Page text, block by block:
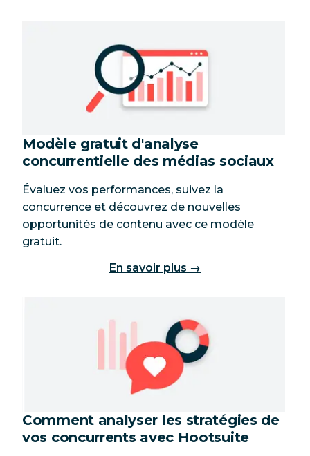
Modèle gratuit d'analyse
concurrentielle des médias sociaux
Évaluez vos performances, suivez la
concurrence et découvrez de nouvelles
opportunités de contenu avec ce modèle
gratuit.
En savoir plus →
Comment analyser les stratégies de
vos concurrents avec Hootsuite